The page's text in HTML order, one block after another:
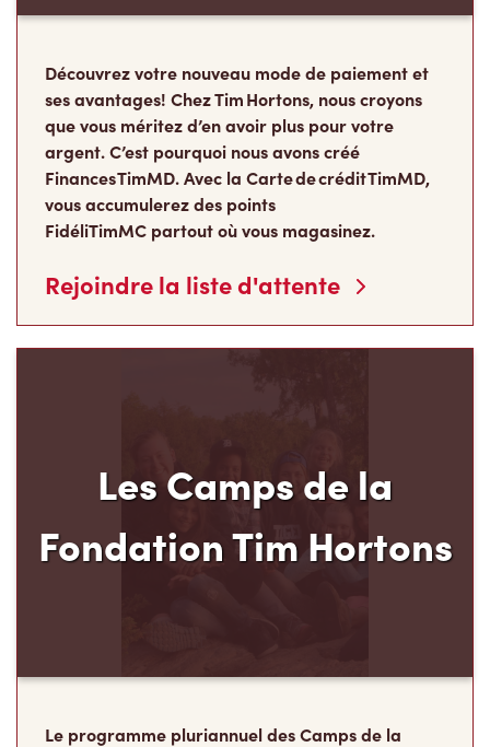
Découvrez votre nouveau mode de paiement et
ses avantages! Chez Tim Hortons, nous croyons
que vous méritez d’en avoir plus pour votre
argent. C’est pourquoi nous avons créé
Finances TimMD. Avec la Carte de crédit TimMD,
vous accumulerez des points
FidéliTimMC partout où vous magasinez.
Rejoindre la liste d'attente
Les Camps de la
Fondation Tim Hortons
Le programme pluriannuel des Camps de la